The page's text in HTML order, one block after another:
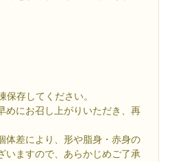
保存してください。
めにお召し上がりいただき、再
体差により、形や脂身・赤身の
いますので、あらかじめご了承